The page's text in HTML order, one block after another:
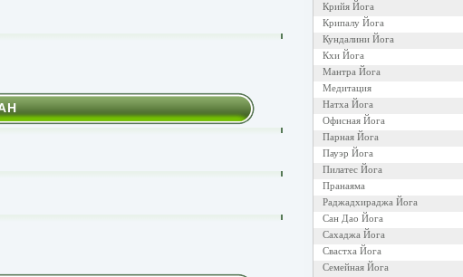
Крийя Йога
Крипалу Йога
Кундалини Йога
Кхи Йога
Мантра Йога
Медитация
Натха Йога
Офисная Йога
Парная Йога
Пауэр Йога
Пилатес Йога
Пранаяма
Раджадхираджа Йога
Сан Дао Йога
Сахаджа Йога
Свастха Йога
Семейная Йога